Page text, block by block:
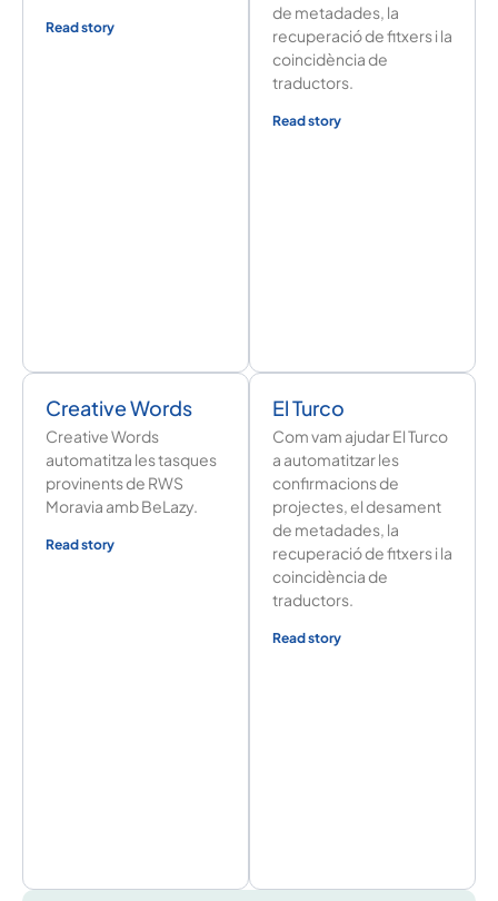
Read story
de metadades, la
recuperació de fitxers i la
coincidència de
traductors.
Read story
Creative Words
Creative Words
automatitza les tasques
provinents de RWS
Moravia amb BeLazy.
Read story
El Turco
Com vam ajudar El Turco
a automatitzar les
confirmacions de
projectes, el desament
de metadades, la
recuperació de fitxers i la
coincidència de
traductors.
Read story